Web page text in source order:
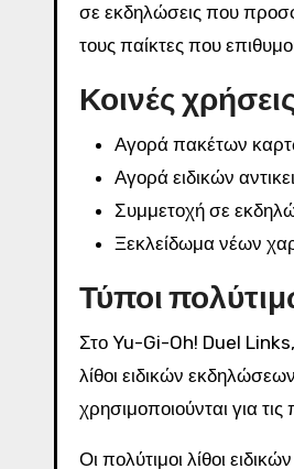
σε εκδηλώσεις που
τους παίκτες που
Κοινές
Αγορά πακέτων
Αγορά ειδικών
Συμμετοχή σε
Ξεκλείδωμα νέων
Τύποι
Στο Yu-Gi-Oh! Duel Links,
λίθοι ειδικών
χρησιμοποιούνται για
Οι πολύτιμοι λίθοι